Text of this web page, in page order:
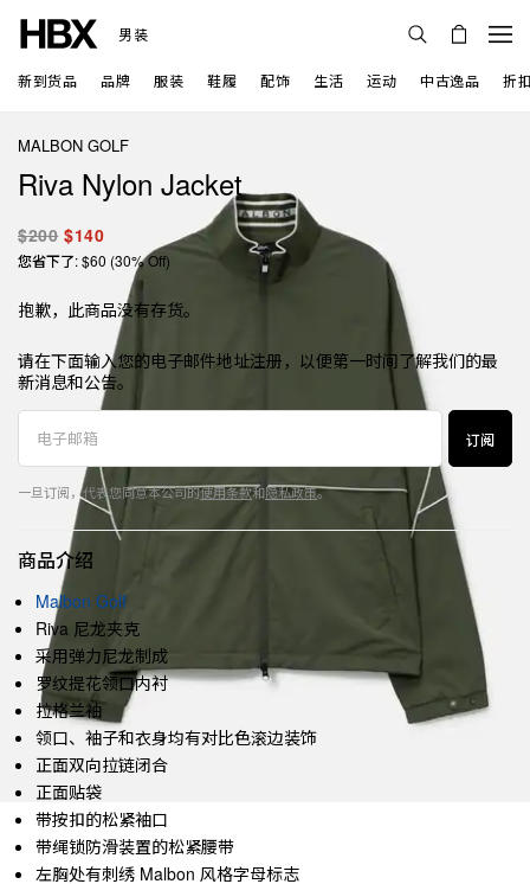
男装
新到货品 品牌 服装 鞋履 配饰 生活 运动 中古逸品 折
MALBON GOLF
Riva Nylon Jacket
$200 $140
您省下了: $60 (30% Off)
抱歉，此商品没有存货。
请在下面输入您的电子邮件地址注册，以便第一时间了解我们的最
新消息和公告。
订阅
一旦订阅，代表您同意本公司的使用条款和隐私政策。
商品介绍
Malbon Golf
Riva 尼龙夹克
采用弹力尼龙制成
罗纹提花领口内衬
拉格兰袖
领口、袖子和衣身均有对比色滚边装饰
正面双向拉链闭合
正面贴袋
带按扣的松紧袖口
带绳锁防滑装置的松紧腰带
左胸处有刺绣 Malbon 风格字母标志